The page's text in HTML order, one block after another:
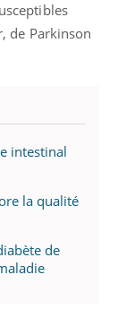
de Parkinson
intestinal
la qualité
de